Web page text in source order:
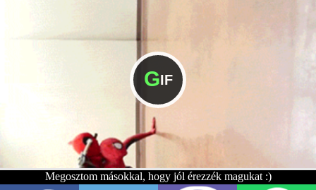
GIF
Megosztom másokkal, hogy jól érezzék magukat :)